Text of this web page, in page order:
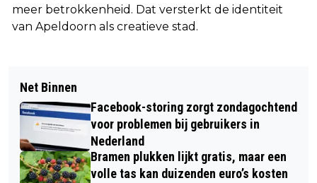
meer betrokkenheid. Dat versterkt de identiteit
van Apeldoorn als creatieve stad.
Net Binnen
Facebook-storing zorgt zondagochtend
voor problemen bij gebruikers in
Nederland
Bramen plukken lijkt gratis, maar een
volle tas kan duizenden euro’s kosten